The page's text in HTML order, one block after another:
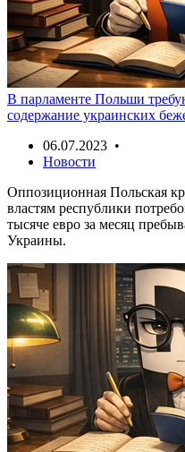
В парламенте Польши
содержание украинских
06.07.2023 •
Новости
Оппозиционная Польская
властям республики
тысяче евро за месяц
Украины.